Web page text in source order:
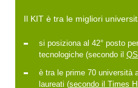
Il KIT è tra le migliori
si posiziona al 42° posto
tecnologiche (secondo il
è tra le prime 70 università
laureati (secondo il Times